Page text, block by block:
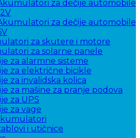
za dečije automobile
za dečije automobile
za skutere i motore
za solarne panele
za alarmne sisteme
za električne bicikle
za invalidska kolica
za mašine za pranje podova
za UPS
za vage
i utičnice